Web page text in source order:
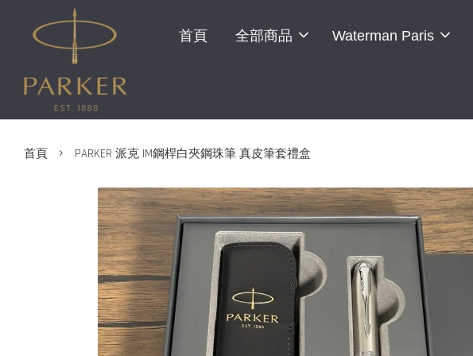
首頁 全部商品 Waterman Paris
首頁 › PARKER 派克 IM鋼桿白夾鋼珠筆 真皮筆套禮盒